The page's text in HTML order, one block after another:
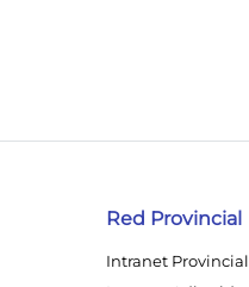
Red Provincial
Intranet Provincial